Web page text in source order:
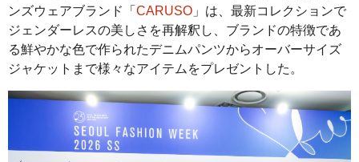
ンズウェアブランド「 CARUSO 」は、最新コレクションで
ジェンダーレスの美しさを再解釈し、ブランドの特徴であ
る鮮やかな色で作られたデニムパンツからオーバーサイズ
ジャケットまで様々なアイテムをプレゼントした。